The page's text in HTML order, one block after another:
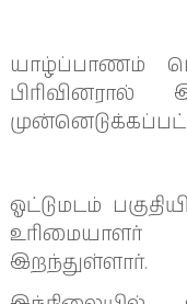
யாழ்ப்பாணம்
ஓட்டுமடம்
இறந்துள்ளார்.